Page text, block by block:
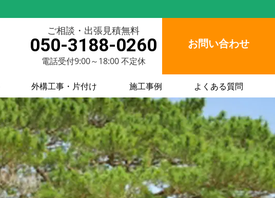
ご相談・出張見積無料
050-3188-0260
電話受付9:00～18:00 不定休
お問い合わせ
外構工事・片付け 施工事例 よくある質問